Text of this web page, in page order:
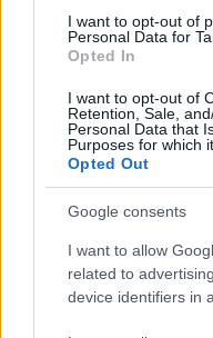
I want to opt-out of
Personal Data for
Opted In
I want to opt-out of
Retention, Sale,
Personal Data that
Purposes for which
Opted Out
Google consents
I want to allow
related to
device identifiers in